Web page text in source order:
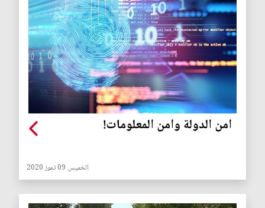
امن الدولة وامن المعلومات!
الخميس 09 تموز 2020